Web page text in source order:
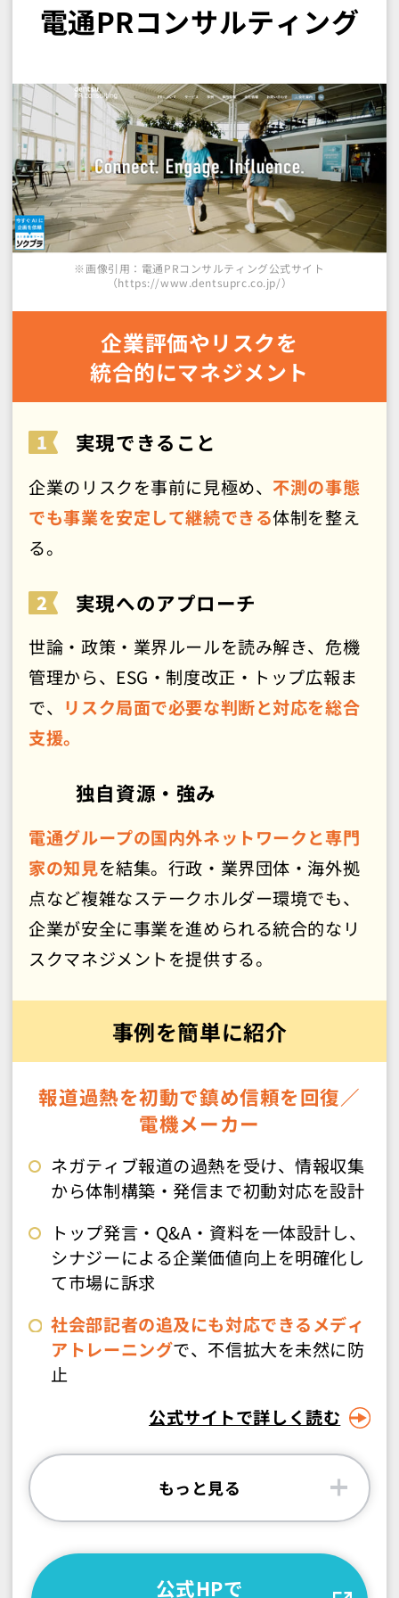
電通PRコンサルティング
※画像引用：電通PRコンサルティング公式サイト
（https://www.dentsuprc.co.jp/）
企業評価やリスクを
統合的にマネジメント
実現できること
企業のリスクを事前に見極め、 不測の事態
でも事業を安定して継続できる体制を整え
る。
実現へのアプローチ
世論・政策・業界ルールを読み解き、危機
管理から、ESG・制度改正・トップ広報ま
で、 リスク局面で必要な判断と対応を総合
支援。
独自資源・強み
電通グループの国内外ネットワークと専門
家の知見を結集。行政・業界団体・海外拠
点など複雑なステークホルダー環境でも、
企業が安全に事業を進められる統合的なリ
スクマネジメントを提供する。
事例を簡単に紹介
報道過熱を初動で鎮め信頼を回復／
電機メーカー
ネガティブ報道の過熱を受け、情報収集
から体制構築・発信まで初動対応を設計
トップ発言・Q&A・資料を一体設計し、
シナジーによる企業価値向上を明確化し
て市場に訴求
社会部記者の追及にも対応できるメディ
アトレーニングで、不信拡大を未然に防
止
公式サイトで詳しく読む
もっと見る
公式HPで